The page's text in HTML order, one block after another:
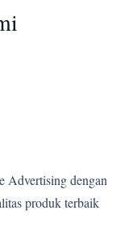
Advertising dengan
produk terbaik